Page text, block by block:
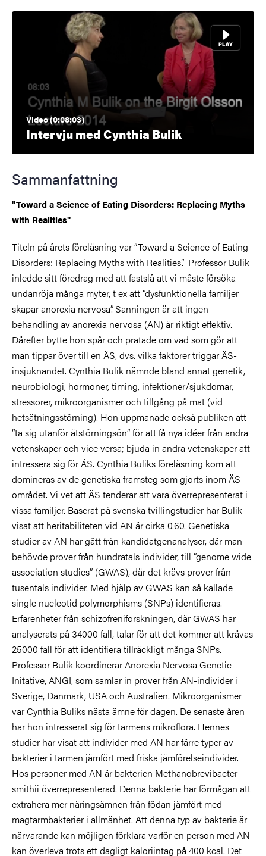
Video (0:08:03)
Intervju med Cynthia Bulik
Sammanfattning
"Toward a Science of Eating Disorders: Replacing Myths
with Realities"
Titeln på årets föreläsning var ”Toward a Science of Eating
Disorders: Replacing Myths with Realities”. Professor Bulik
inledde sitt föredrag med att fastslå att vi måste försöka
undanröja många myter, t ex att ”dysfunktionella familjer
skapar anorexia nervosa”. Sanningen är att ingen
behandling av anorexia nervosa (AN) är riktigt effektiv.
Därefter bytte hon spår och pratade om vad som gör att
man tippar över till en ÄS, dvs. vilka faktorer triggar ÄS-
insjuknandet. Cynthia Bulik nämnde bland annat genetik,
neurobiologi, hormoner, timing, infektioner/sjukdomar,
stressorer, mikroorganismer och tillgång på mat (vid
hetsätningsstörning). Hon uppmanade också publiken att
”ta sig utanför ätstörningsön” för att få nya idéer från andra
vetenskaper och vice versa; bjuda in andra vetenskaper att
intressera sig för ÄS. Cynthia Buliks föreläsning kom att
domineras av de genetiska framsteg som gjorts inom ÄS-
området. Vi vet att ÄS tenderar att vara överrepresenterat i
vissa familjer. Baserat på svenska tvillingstudier har Bulik
visat att heritabiliteten vid AN är cirka 0.60. Genetiska
studier av AN har gått från kandidatgenanalyser, där man
behövde prover från hundratals individer, till ”genome wide
association studies” (GWAS), där det krävs prover från
tusentals individer. Med hjälp av GWAS kan så kallade
single nucleotid polymorphisms (SNPs) identifieras.
Erfarenheter från schizofreniforskningen, där GWAS har
analyserats på 34000 fall, talar för att det kommer att krävas
25000 fall för att identifiera tillräckligt många SNPs.
Professor Bulik koordinerar Anorexia Nervosa Genetic
Initative, ANGI, som samlar in prover från AN-individer i
Sverige, Danmark, USA och Australien. Mikroorganismer
var Cynthia Buliks nästa ämne för dagen. De senaste åren
har hon intresserat sig för tarmens mikroflora. Hennes
studier har visat att individer med AN har färre typer av
bakterier i tarmen jämfört med friska jämförelseindivider.
Hos personer med AN är bakterien Methanobrevibacter
smithii överrepresenterad. Denna bakterie har förmågan att
extrahera mer näringsämnen från födan jämfört med
magtarmbakterier i allmänhet. Att denna typ av bakterie är
närvarande kan möjligen förklara varför en person med AN
kan överleva trots ett dagligt kaloriintag på 400 kcal. Det